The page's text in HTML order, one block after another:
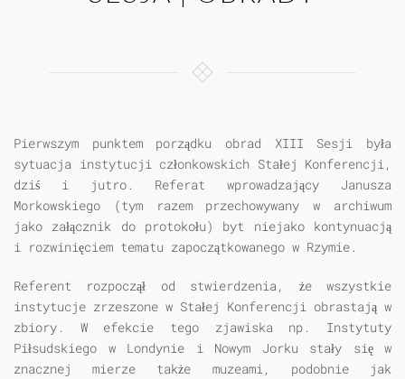
Pierwszym punktem porządku obrad XIII Sesji była
sytuacja instytucji członkowskich Stałej Konferencji,
dziś i jutro. Referat wprowadzający Janusza
Morkowskiego (tym razem przechowywany w archiwum
jako załącznik do protokołu) byt niejako kontynuacją
i rozwinięciem tematu zapoczątkowanego w Rzymie.
Referent rozpoczął od stwierdzenia, że wszystkie
instytucje zrzeszone w Stałej Konferencji obrastają w
zbiory. W efekcie tego zjawiska np. Instytuty
Piłsudskiego w Londynie i Nowym Jorku stały się w
znacznej mierze także muzeami, podobnie jak